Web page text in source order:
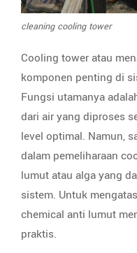
cleaning cooling tower
Cooling tower atau
komponen penting di
Fungsi utamanya
dari air yang diproses
level optimal. Namun,
dalam pemeliharaan
lumut atau alga yang
sistem. Untuk
chemical anti lumut
praktis.